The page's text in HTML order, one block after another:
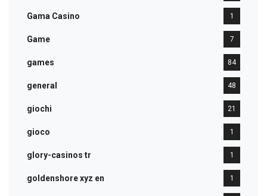
Gama Casino 1
Game 7
games 84
general 48
giochi 21
gioco 1
glory-casinos tr 1
goldenshore xyz en 1